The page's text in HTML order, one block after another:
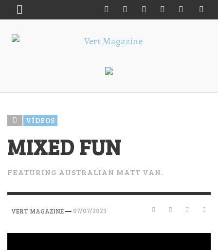
VÍDEOS
MIXED FUN
FEATURING AUSTRALIAN MATT VAN.
VERT MAGAZINE— 07/07/2023